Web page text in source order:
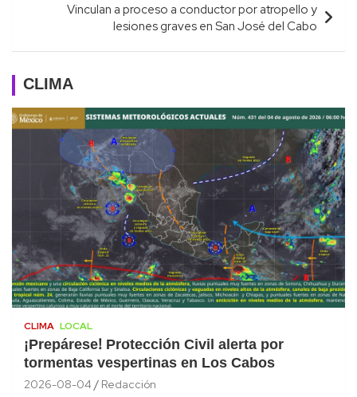
Vinculan a proceso a conductor por atropello y
lesiones graves en San José del Cabo
CLIMA
CLIMA LOCAL
¡Prepárese! Protección Civil alerta por
tormentas vespertinas en Los Cabos
2026-08-04 Redacción